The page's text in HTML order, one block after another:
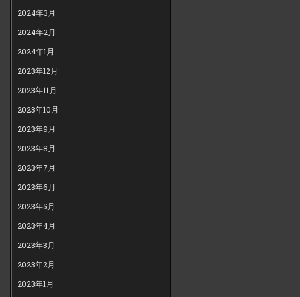
2024年3月
2024年2月
2024年1月
2023年12月
2023年11月
2023年10月
2023年9月
2023年8月
2023年7月
2023年6月
2023年5月
2023年4月
2023年3月
2023年2月
2023年1月